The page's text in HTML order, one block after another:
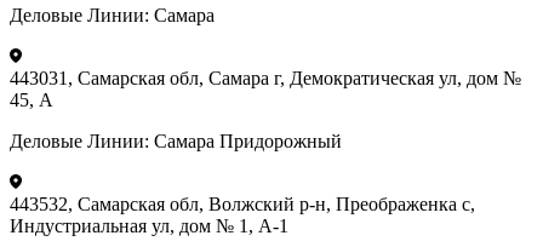
Деловые Линии: Самара
443031, Самарская обл, Самара г, Демократическая ул, дом №
45, А
Деловые Линии: Самара Придорожный
443532, Самарская обл, Волжский р-н, Преображенка с,
Индустриальная ул, дом № 1, А-1